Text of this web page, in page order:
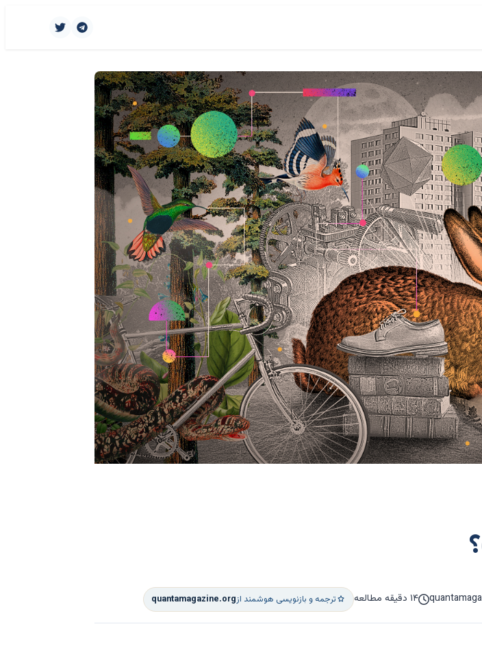
۱۴ دقیقه مطالعه ترجمه و بازنویسی هوشمند ازquantamagazine.org